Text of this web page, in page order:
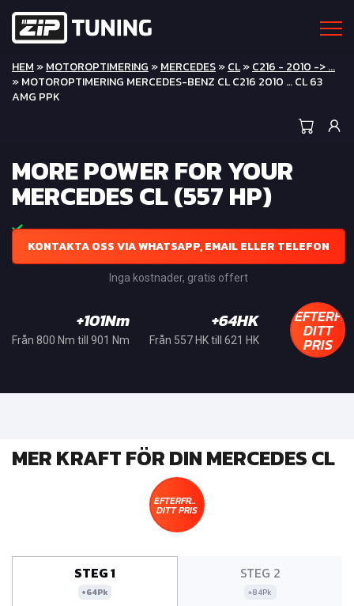
HEM »MOTOROPTIMERING »MERCEDES»CL»C216 - 2010 -> ...
» MOTOROPTIMERING MERCEDES-BENZ CL C216 2010 … CL 63
AMG PPK
MORE POWER FOR YOUR
MERCEDES CL (557 HP)
KONTAKTA OSS VIA WHATSAPP, EMAIL ELLER TELEFON
Inga kostnader, gratis offert
+101Nm
Från 800 Nm till 901 Nm
+64HK
Från 557 HK till 621 HK DITT
PRIS
MER KRAFT FÖR DIN MERCEDES CL
EFTERFRÅGA
DITT PRIS
STEG 1
+64Pk
STEG 2
+84Pk